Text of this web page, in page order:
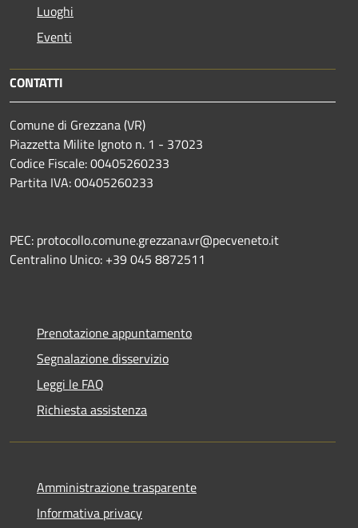
Luoghi
Eventi
CONTATTI
Comune di Grezzana (VR)
Piazzetta Milite Ignoto n. 1 - 37023
Codice Fiscale: 00405260233
Partita IVA: 00405260233
PEC: protocollo.comune.grezzana.vr@pecveneto.it
Centralino Unico: +39 045 8872511
Prenotazione appuntamento
Segnalazione disservizio
Leggi le FAQ
Richiesta assistenza
Amministrazione trasparente
Informativa privacy